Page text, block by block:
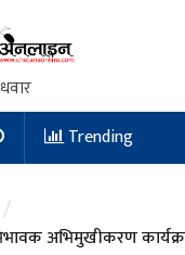
Trending
/
अभिमुखीकरण